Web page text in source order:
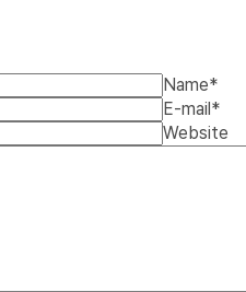
Name*
E-mail *
Website